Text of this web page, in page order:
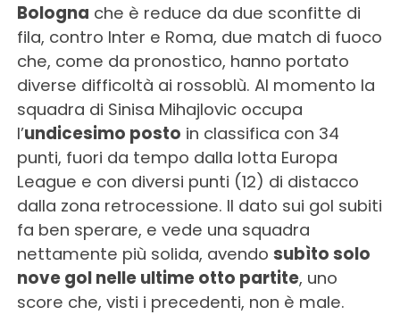
Bologna che è reduce da due sconfitte di
fila, contro Inter e Roma, due match di fuoco
che, come da pronostico, hanno portato
diverse difficoltà ai rossoblù. Al momento la
squadra di Sinisa Mihajlovic occupa
l’undicesimo posto in classifica con 34
punti, fuori da tempo dalla lotta Europa
League e con diversi punti (12) di distacco
dalla zona retrocessione. Il dato sui gol subiti
fa ben sperare, e vede una squadra
nettamente più solida, avendo subìto solo
nove gol nelle ultime otto partite, uno
score che, visti i precedenti, non è male.